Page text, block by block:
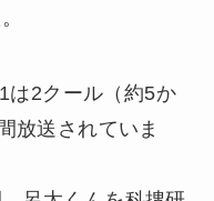
は2クール（約5か
放送されていま